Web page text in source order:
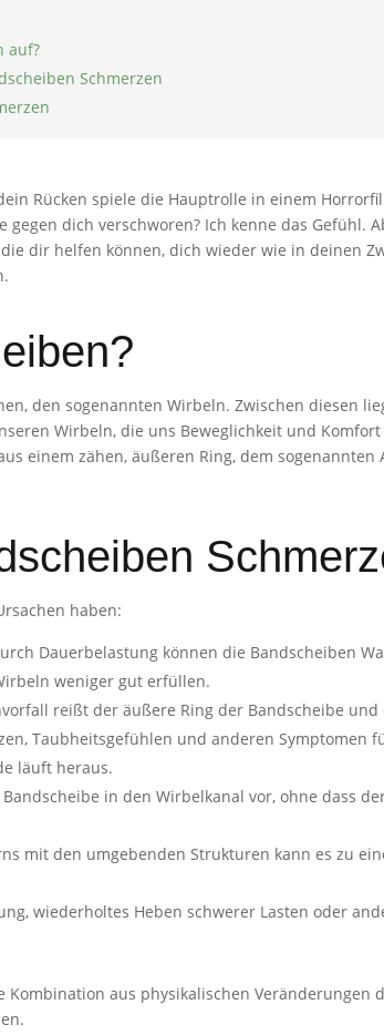
auf?
Schmerzen
Rücken spiele die Hauptrolle in einem
dich verschworen? Ich kenne das Gefühl.
dir helfen können, dich wieder wie in deinen
den sogenannten Wirbeln. Zwischen diesen
Wirbeln, die uns Beweglichkeit und
einem zähen, äußeren Ring, dem
haben:
Dauerbelastung können die Bandscheiben
weniger gut erfüllen.
reißt der äußere Ring der Bandscheibe
Taubheitsgefühlen und anderen Symptomen
läuft heraus.
in den Wirbelkanal vor, ohne dass
mit den umgebenden Strukturen kann es zu
wiederholtes Heben schwerer Lasten oder
aus physikalischen